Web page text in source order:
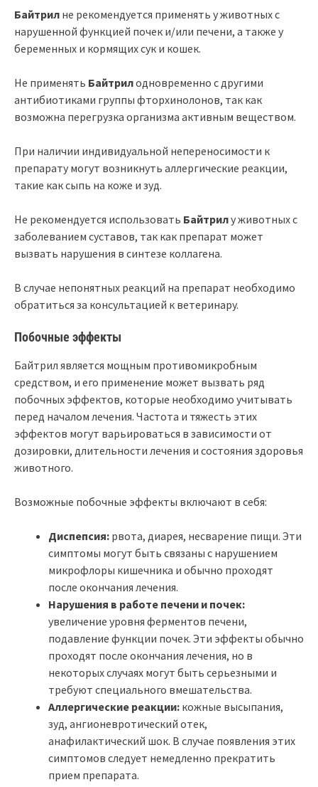
Байтрил не рекомендуется применять у животных с
нарушенной функцией почек и/или печени, а также у
беременных и кормящих сук и кошек.
Не применять Байтрилодновременно с другими
антибиотиками группы фторхинолонов, так как
возможна перегрузка организма активным веществом.
При наличии индивидуальной непереносимости к
препарату могут возникнуть аллергические реакции,
такие как сыпь на коже и зуд.
Не рекомендуется использовать Байтрилу животных с
заболеванием суставов, так как препарат может
вызвать нарушения в синтезе коллагена.
В случае непонятных реакций на препарат необходимо
обратиться за консультацией к ветеринару.
Побочные эффекты
Байтрил является мощным противомикробным
средством, и его применение может вызвать ряд
побочных эффектов, которые необходимо учитывать
перед началом лечения. Частота и тяжесть этих
эффектов могут варьироваться в зависимости от
дозировки, длительности лечения и состояния здоровья
животного.
Возможные побочные эффекты включают в себя:
Диспепсия: рвота, диарея, несварение пищи. Эти
симптомы могут быть связаны с нарушением
микрофлоры кишечника и обычно проходят
после окончания лечения.
Нарушения в работе печени и почек:
увеличение уровня ферментов печени,
подавление функции почек. Эти эффекты обычно
проходят после окончания лечения, но в
некоторых случаях могут быть серьезными и
требуют специального вмешательства.
Аллергические реакции: кожные высыпания,
зуд, ангионевротический отек,
анафилактический шок. В случае появления этих
симптомов следует немедленно прекратить
прием препарата.